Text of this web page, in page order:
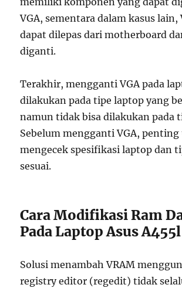
VGA, sementara dalam kasus lain,
dapat dilepas dari motherboard
diganti.
Terakhir, mengganti VGA pada
dilakukan pada tipe laptop yang
namun tidak bisa dilakukan pada
Sebelum mengganti VGA,
mengecek spesifikasi laptop dan
sesuai.
Cara Modifikasi Ram
Pada Laptop Asus A455l
Solusi menambah VRAM
registry editor (regedit) tidak